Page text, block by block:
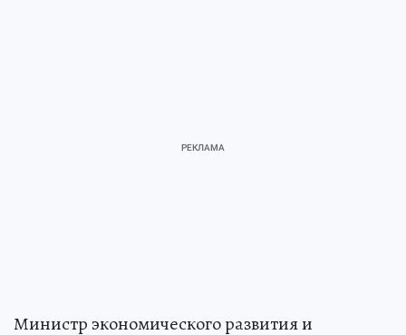
Министр экономического развития и